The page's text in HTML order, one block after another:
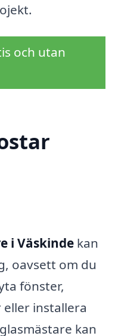
och utan
i Väskinde kan
oavsett om du
fönster,
installera
kan